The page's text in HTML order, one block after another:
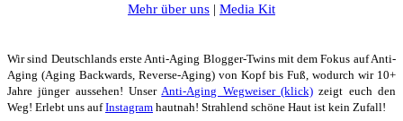
Mehr über uns | Media Kit
Wir sind Deutschlands erste Anti-Aging Blogger-Twins mit dem Fokus auf Anti-
Aging (Aging Backwards, Reverse-Aging) von Kopf bis Fuß, wodurch wir 10+
Jahre jünger aussehen! Unser Anti-Aging Wegweiser (klick) zeigt euch den
Weg! Erlebt uns aufInstagram hautnah! Strahlend schöne Haut ist kein Zufall!